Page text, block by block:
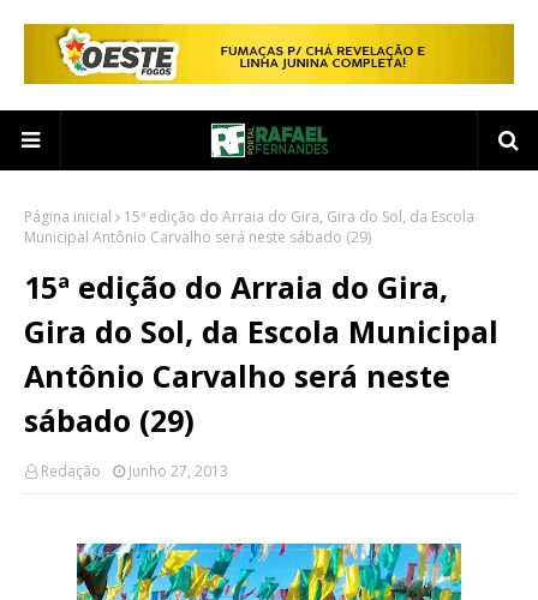
Página inicial
15ª edição do Arraia do Gira, Gira do Sol, da Escola
Municipal Antônio Carvalho será neste sábado (29)
15ª edição do Arraia do Gira,
Gira do Sol, da Escola Municipal
Antônio Carvalho será neste
sábado (29)
Redação Junho 27, 2013